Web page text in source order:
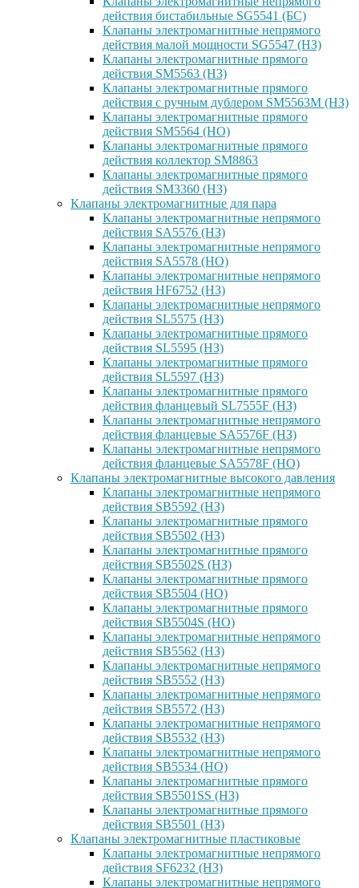
действия бистабильные SG5541 (БС)
Клапаны электромагнитные непрямого
действия малой мощности SG5547 (НЗ)
Клапаны электромагнитные прямого
действия SM5563 (НЗ)
Клапаны электромагнитные прямого
действия с ручным дублером SM5563M (НЗ)
Клапаны электромагнитные прямого
действия SM5564 (НО)
Клапаны электромагнитные прямого
дейcтвия коллектор SM8863
Клапаны электромагнитные прямого
действия SM3360 (НЗ)
Клапаны электромагнитные для пара
Клапаны электромагнитные непрямого
действия SA5576 (НЗ)
Клапаны электромагнитные непрямого
действия SA5578 (НО)
Клапаны электромагнитные непрямого
действия HF6752 (НЗ)
Клапаны электромагнитные непрямого
действия SL5575 (НЗ)
Клапаны электромагнитные прямого
действия SL5595 (НЗ)
Клапаны электромагнитные прямого
действия SL5597 (НЗ)
Клапаны электромагнитные прямого
действия фланцевый SL7555F (НЗ)
Клапаны электромагнитные непрямого
действия фланцевые SA5576F (НЗ)
Клапаны электромагнитные непрямого
действия фланцевые SA5578F (НО)
Клапаны электромагнитные высокого давления
Клапаны электромагнитные непрямого
действия SB5592 (НЗ)
Клапаны электромагнитные прямого
действия SB5502 (НЗ)
Клапаны электромагнитные прямого
действия SB5502S (НЗ)
Клапаны электромагнитные прямого
действия SB5504 (НО)
Клапаны электромагнитные прямого
действия SB5504S (НО)
Клапаны электромагнитные непрямого
действия SB5562 (НЗ)
Клапаны электромагнитные непрямого
действия SB5552 (НЗ)
Клапаны электромагнитные непрямого
действия SB5572 (НЗ)
Клапаны электромагнитные непрямого
действия SB5532 (НЗ)
Клапаны электромагнитные непрямого
действия SB5534 (НО)
Клапаны электромагнитные прямого
действия SB5501SS (НЗ)
Клапаны электромагнитные прямого
действия SB5501 (НЗ)
Клапаны электромагнитные пластиковые
Клапаны электромагнитные непрямого
действия SF6232 (НЗ)
Клапаны электромагнитные непрямого